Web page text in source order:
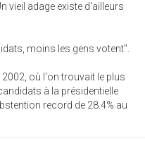
vieil adage existe d'ailleurs
moins les gens votent".
où l'on trouvait le plus
à la présidentielle
record de 28.4% au